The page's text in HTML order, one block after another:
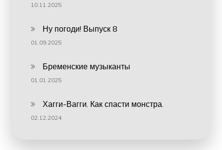
10.11.2025
Ну погоди! Выпуск 8
01.09.2025
Бременские музыканты
01.01.2025
Хагги-Вагги. Как спасти монстра.
02.12.2024